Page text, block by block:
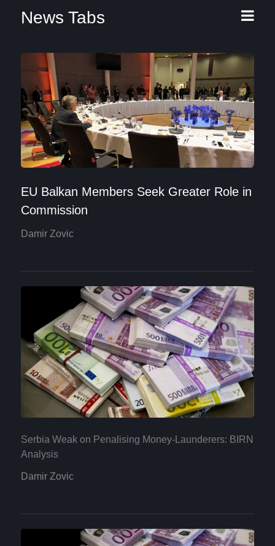
News Tabs
EU Balkan Members Seek Greater Role in
Commission
Damir Zovic
Serbia Weak on Penalising Money-Launderers: BIRN
Analysis
Damir Zovic